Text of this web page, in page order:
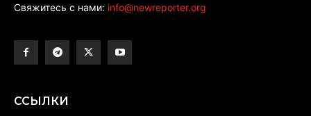
Свяжитесь с нами: info@newreporter.org
ССЫЛКИ